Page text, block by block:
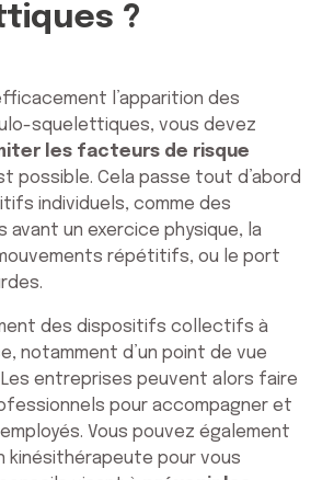
?
l’apparition des
squelettiques, vous devez
les facteurs de risque
possible. Cela passe tout d’abord
individuels, comme des
avant un exercice physique, la
répétitifs, ou le port
des dispositifs collectifs à
notamment d’un point de vue
entreprises peuvent alors faire
pour accompagner et
Vous pouvez également
kinésithérapeute pour vous